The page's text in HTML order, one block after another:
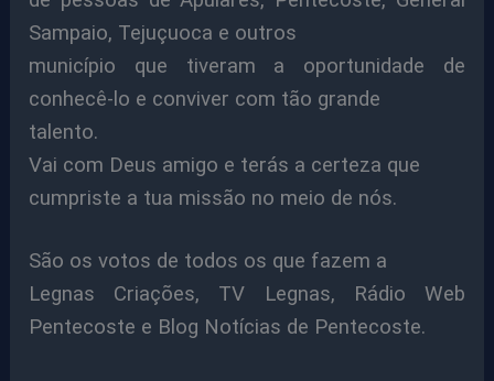
Sampaio, Tejuçuoca e outros
município que tiveram a oportunidade de
conhecê-lo e conviver com tão grande
talento.
Vai com Deus amigo e terás a certeza que
cumpriste a tua missão no meio de nós.
São os votos de todos os que fazem a
Legnas Criações, TV Legnas, Rádio Web
Pentecoste e Blog Notícias de Pentecoste.